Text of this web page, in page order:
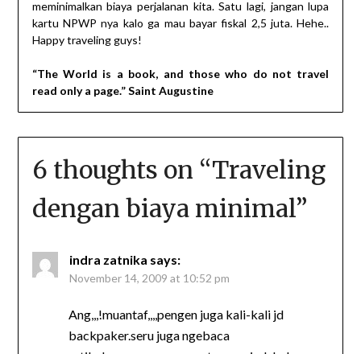
meminimalkan biaya perjalanan kita. Satu lagi, jangan lupa
kartu NPWP nya kalo ga mau bayar fiskal 2,5 juta. Hehe..
Happy traveling guys!
“The World is a book, and those who do not travel
read only a page.” Saint Augustine
6 thoughts on “Traveling
dengan biaya minimal”
indra zatnika says:
November 14, 2009 at 10:52 pm
Ang,,,!muantaf,,,,pengen juga kali-kali jd
backpaker.seru juga ngebaca